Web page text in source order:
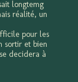
longtemg
réalité, un
pour les
sortir et bien
decidera à